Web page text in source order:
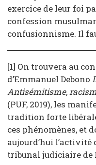
exercice de leur foi
confession
confusionnisme. Il
[1] On trouvera au
d’Emmanuel Debono
Antisémitisme,
(PUF, 2019), les
tradition forte
ces phénomènes, et
aujourd’hui l’activité
tribunal judiciaire de